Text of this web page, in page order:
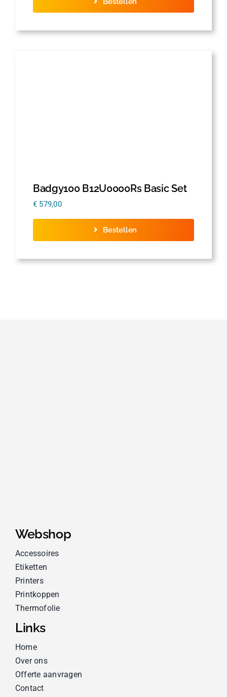
Badgy100 B12U0000Rs Basic Set
€ 579,00
Bestellen
Webshop
Accessoires
Etiketten
Printers
Printkoppen
Thermofolie
Links
Home
Over ons
Offerte aanvragen
Contact